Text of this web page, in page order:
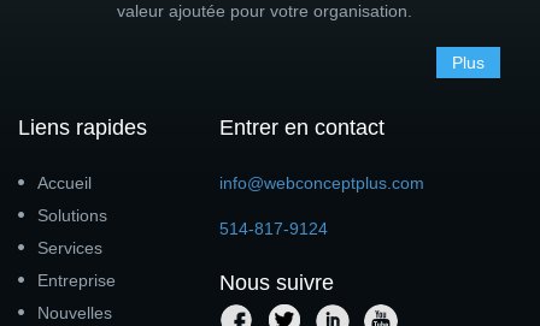
valeur ajoutée pour votre organisation.
Plus
Liens rapides
Accueil
Solutions
Services
Entreprise
Nouvelles
Entrer en contact
info@webconceptplus.com
514-817-9124
Nous suivre